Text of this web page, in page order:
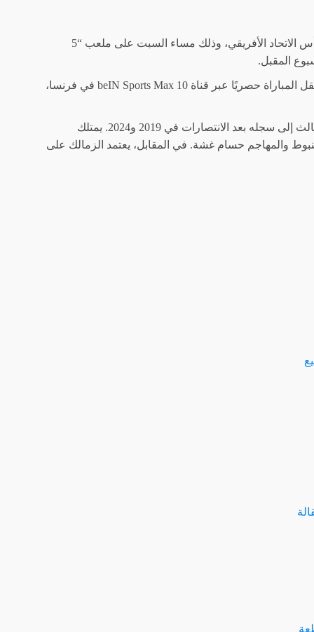
في مواجهة كروية مثيرة، يلتقي نادي اتحاد العاصمة الجزائري مع الزمالك المصري في ذهاب نهائي كأس الاتحاد الأفريقي، وذلك مساء السبت على ملعب “5
المقبل.
ستُقام المباراة في تمام الساعة التاسعة مساءً بتوقيت فرنسا، الثامنة مساءً بتوقيت الجزائر. وسيتم نقل المباراة حصريًا عبر قناة beIN Sports Max 10 في فرنسا،
يطمح اتحاد العاصمة إلى تحقيق لقبه الثاني بعد الفوز في 2023، بينما يسعى الزمالك إلى إضافة لقب ثالث إلى سجله بعد الانتصارات في 2019 و2024. يمتلك
والمهاجم حسام غشة. في المقابل، يعتمد الزمالك على